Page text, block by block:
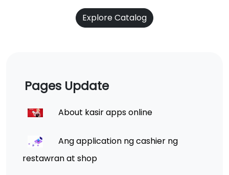
Explore Catalog
Pages Update
About kasir apps online
Ang application ng cashier ng
restawran at shop